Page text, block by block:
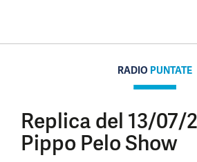
RADIO PUNTATE
Replica del 13/07/
Pippo Pelo Show